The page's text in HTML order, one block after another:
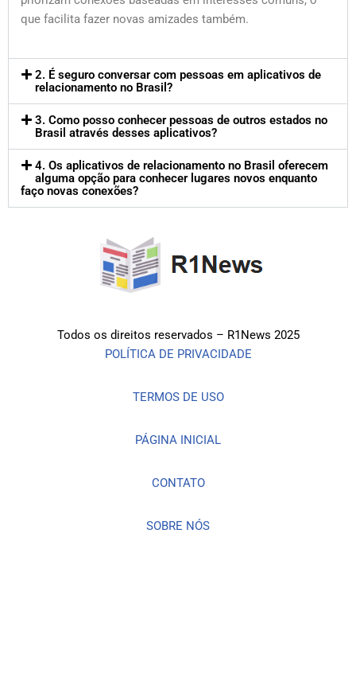
que facilita fazer novas amizades também.
2. É seguro conversar com pessoas em aplicativos de
relacionamento no Brasil?
3. Como posso conhecer pessoas de outros estados no
Brasil através desses aplicativos?
4. Os aplicativos de relacionamento no Brasil oferecem
alguma opção para conhecer lugares novos enquanto
faço novas conexões?
Todos os direitos reservados – R1News 2025
POLÍTICA DE PRIVACIDADE
TERMOS DE USO
PÁGINA INICIAL
CONTATO
SOBRE NÓS